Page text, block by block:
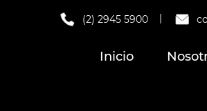
(2) 2945 5900 |
Inicio